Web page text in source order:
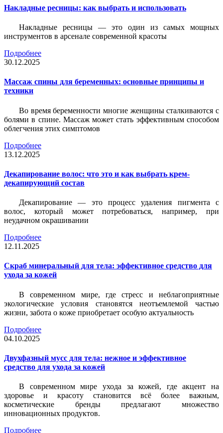
Накладные ресницы: как выбрать и использовать
Накладные ресницы — это один из самых мощных
инструментов в арсенале современной красоты
Подробнее
30.12.2025
Массаж спины для беременных: основные принципы и
техники
Во время беременности многие женщины сталкиваются с
болями в спине. Массаж может стать эффективным способом
облегчения этих симптомов
Подробнее
13.12.2025
Декапирование волос: что это и как выбрать крем-
декапирующий состав
Декапирование — это процесс удаления пигмента с
волос, который может потребоваться, например, при
неудачном окрашивании
Подробнее
12.11.2025
Скраб минеральный для тела: эффективное средство для
ухода за кожей
В современном мире, где стресс и неблагоприятные
экологические условия становятся неотъемлемой частью
жизни, забота о коже приобретает особую актуальность
Подробнее
04.10.2025
Двухфазный мусс для тела: нежное и эффективное
средство для ухода за кожей
В современном мире ухода за кожей, где акцент на
здоровье и красоту становится всё более важным,
косметические бренды предлагают множество
инновационных продуктов.
Подробнее